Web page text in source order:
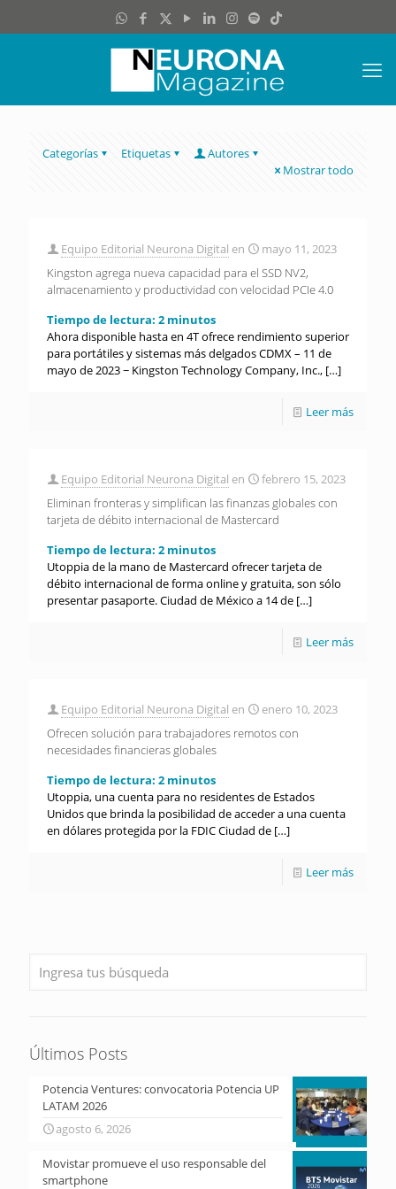
Categorías Etiquetas
Autores
Mostrar todo
Equipo Editorial Neurona Digital en
mayo 11, 2023
Kingston agrega nueva capacidad para el SSD NV2,
almacenamiento y productividad con velocidad PCIe 4.0
Tiempo de lectura: 2 minutos
Ahora disponible hasta en 4T ofrece rendimiento superior
para portátiles y sistemas más delgados CDMX – 11 de
mayo de 2023 − Kingston Technology Company, Inc., […]
Leer más
Equipo Editorial Neurona Digital en
febrero 15, 2023
Eliminan fronteras y simplifican las finanzas globales con
tarjeta de débito internacional de Mastercard
Tiempo de lectura: 2 minutos
Utoppia de la mano de Mastercard ofrecer tarjeta de
débito internacional de forma online y gratuita, son sólo
presentar pasaporte. Ciudad de México a 14 de […]
Leer más
Equipo Editorial Neurona Digital en
enero 10, 2023
Ofrecen solución para trabajadores remotos con
necesidades financieras globales
Tiempo de lectura: 2 minutos
Utoppia, una cuenta para no residentes de Estados
Unidos que brinda la posibilidad de acceder a una cuenta
en dólares protegida por la FDIC Ciudad de […]
Leer más
Últimos Posts
Potencia Ventures: convocatoria Potencia UP
LATAM 2026
agosto 6, 2026
Movistar promueve el uso responsable del
smartphone